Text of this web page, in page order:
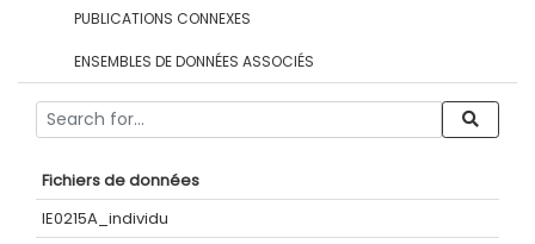
PUBLICATIONS CONNEXES
ENSEMBLES DE DONNÉES ASSOCIÉS
Fichiers de données
IE0215A_individu